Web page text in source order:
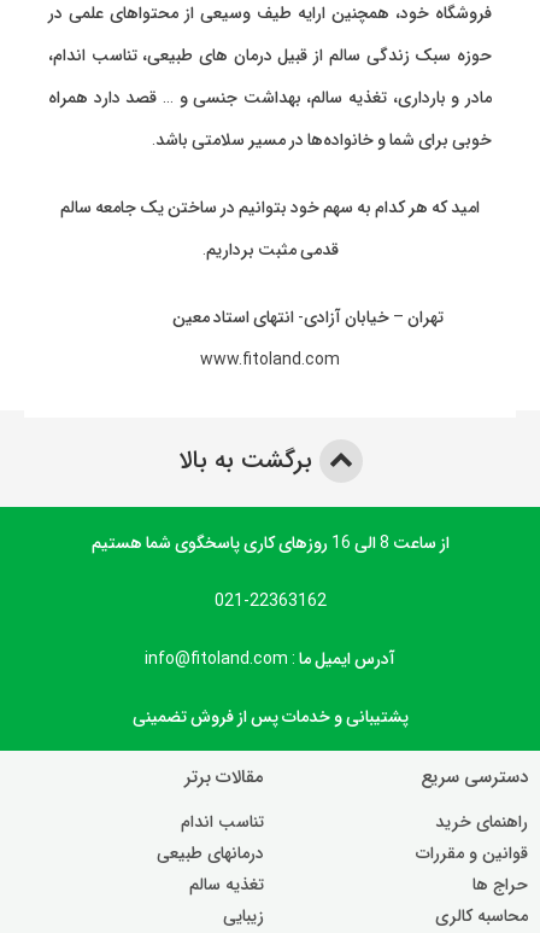
فروشگاه خود، همچنین ارایه طیف وسیعی از محتواهای علمی در
حوزه سبک زندگی سالم از قبیل درمان های طبیعی، تناسب اندام،
مادر و بارداری، تغذیه سالم، بهداشت جنسی و … قصد دارد همراه
خوبی برای شما و خانواده‌ها در مسیر سلامتی باشد.
امید که هر کدام به سهم خود بتوانیم در ساختن یک جامعه سالم
قدمی مثبت برداریم.
تهران – خیابان آزادی- انتهای استاد معین
www.fitoland.com
برگشت به بالا
از ساعت 8 الی 16 روزهای کاری پاسخگوی شما هستیم
021-22363162
آدرس ایمیل ما : info@fitoland.com
پشتیبانی و خدمات پس از فروش تضمینی
دسترسی سریع
راهنمای خرید
قوانین و مقررات
حراج ها
محاسبه کالری
مقالات برتر
تناسب اندام
درمانهای طبیعی
تغذیه سالم
زیبایی